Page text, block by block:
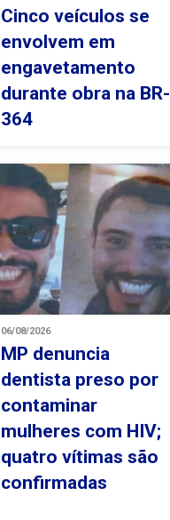
Cinco veículos se
envolvem em
engavetamento
durante obra na BR-
364
06/08/2026
MP denuncia
dentista preso por
contaminar
mulheres com HIV;
quatro vítimas são
confirmadas